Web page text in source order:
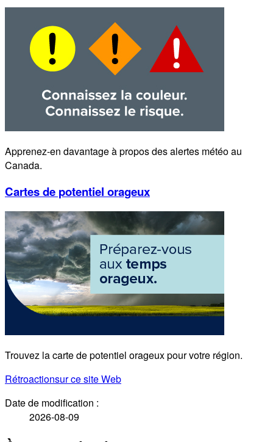
Apprenez-en davantage à propos des alertes météo au
Canada.
Cartes de potentiel orageux
Trouvez la carte de potentiel orageux pour votre région.
Rétroactionsur ce site Web
Date de modification :
2026-08-09